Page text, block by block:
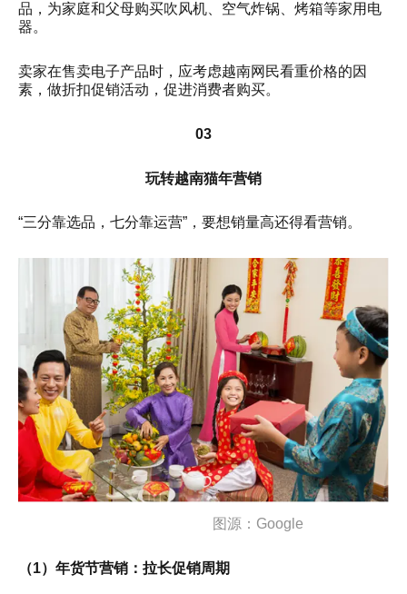
品，为家庭和父母购买吹风机、空气炸锅、烤箱等家用电
器。
卖家在售卖电子产品时，应考虑越南网民看重价格的因
素，做折扣促销活动，促进消费者购买。
03
玩转越南猫年营销
“三分靠选品，七分靠运营”，要想销量高还得看营销。
图源：Google
（1）年货节营销：拉长促销周期